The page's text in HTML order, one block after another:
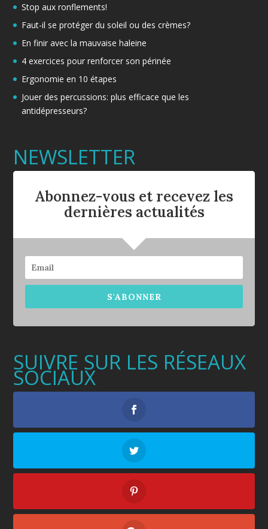
Stop aux ronflements!
Faut-il se protéger du soleil ou des crèmes?
En finir avec la mauvaise haleine
4 exercices pour renforcer son périnée
Ergonomie en 10 étapes
Jouer des percussions: plus efficace que les
antidépresseurs?
NEWSLETTER
Abonnez-vous et recevez les
dernières actualités
S'ABONNER
SUIVRE SUR LES RÉSEAUX
SOCIAUX